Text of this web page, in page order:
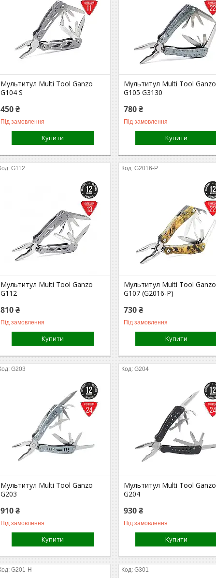
Мультитул Multi Tool Ganzo
G104 S
450 ₴
Під замовлення
Купити
Мультитул Multi Tool Ganzo
G105 G3130
780 ₴
Під замовлення
Купити
G112
Мультитул Multi Tool Ganzo
G112
810 ₴
Під замовлення
Купити
G2016-P
Мультитул Multi Tool Ganzo
G107 (G2016-P)
730 ₴
Під замовлення
Купити
G203
Мультитул Multi Tool Ganzo
G203
910 ₴
Під замовлення
Купити
G204
Мультитул Multi Tool Ganzo
G204
930 ₴
Під замовлення
Купити
G201-H G301